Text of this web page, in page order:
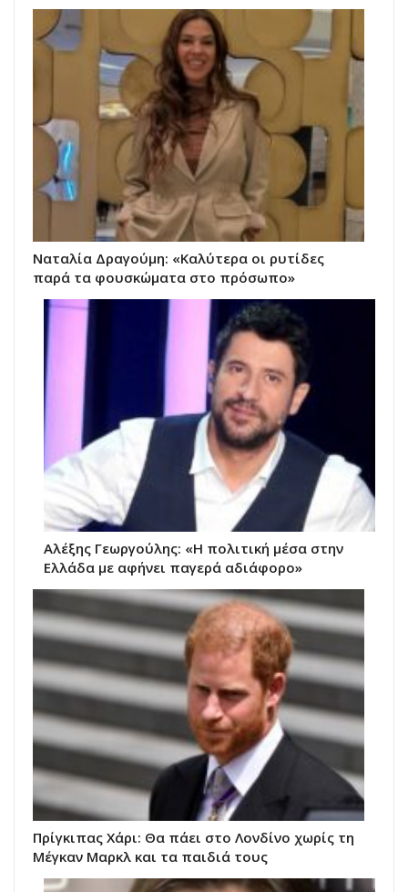
Ναταλία Δραγούμη: «Καλύτερα οι ρυτίδες
παρά τα φουσκώματα στο πρόσωπο»
Αλέξης Γεωργούλης: «Η πολιτική μέσα στην
Ελλάδα με αφήνει παγερά αδιάφορο»
Πρίγκιπας Χάρι: Θα πάει στο Λονδίνο χωρίς τη
Μέγκαν Μαρκλ και τα παιδιά τους